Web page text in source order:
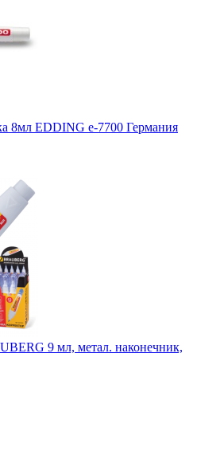
8мл EDDING e-7700 Германия
9 мл, метал. наконечник,